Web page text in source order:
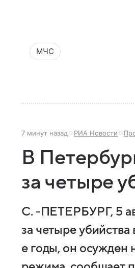
МЧС
7 минут назад РИА Новости
В
за четыре
С. -ПЕТЕРБУРГ, 5
за четыре
е годы, он осужден